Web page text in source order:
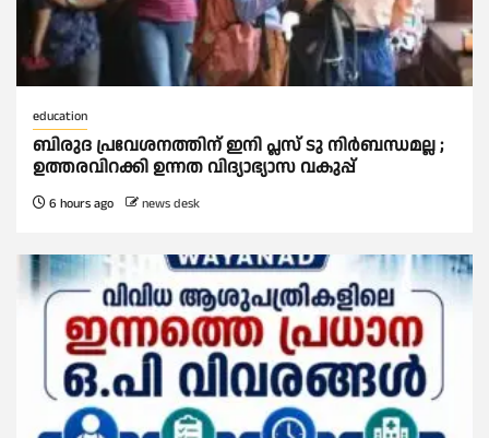
education
ബിരുദ പ്രവേശനത്തിന് ഇനി പ്ലസ് ടു നിര്‍ബന്ധമല്ല ;
ഉത്തരവിറക്കി ഉന്നത വിദ്യാഭ്യാസ വകുപ്പ്
6 hours ago news desk